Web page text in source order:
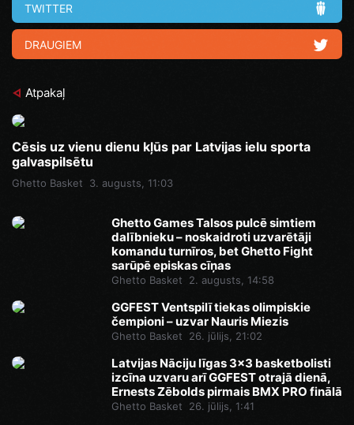
TWITTER
DRAUGIEM
Atpakaļ
Cēsis uz vienu dienu kļūs par Latvijas ielu sporta
galvaspilsētu
Ghetto Basket 3. augusts, 11:03
Ghetto Games Talsos pulcē simtiem
dalībnieku – noskaidroti uzvarētāji
komandu turnīros, bet Ghetto Fight
sarūpē episkas cīņas
Ghetto Basket 2. augusts, 14:58
GGFEST Ventspilī tiekas olimpiskie
čempioni – uzvar Nauris Miezis
Ghetto Basket 26. jūlijs, 21:02
Latvijas Nāciju līgas 3x3 basketbolisti
izcīna uzvaru arī GGFEST otrajā dienā,
Ernests Zēbolds pirmais BMX PRO finālā
Ghetto Basket 26. jūlijs, 1:41